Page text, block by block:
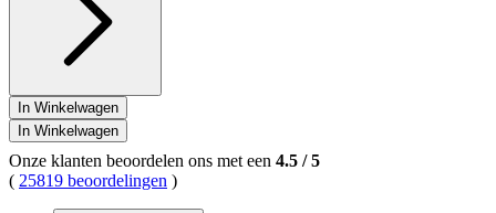
In Winkelwagen
In Winkelwagen
Onze klanten beoordelen ons met een 4.5 /5
( 25819 beoordelingen )